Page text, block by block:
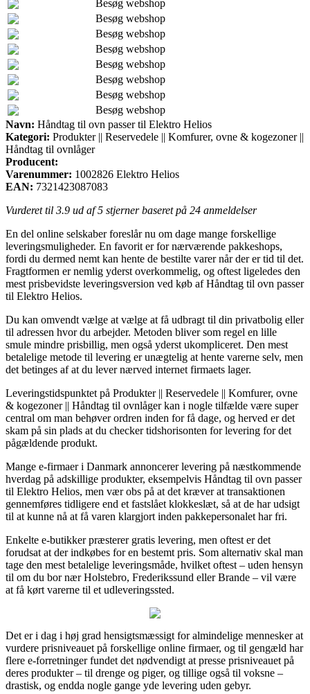
Besøg webshop
Besøg webshop
Besøg webshop
Besøg webshop
Besøg webshop
Besøg webshop
Besøg webshop
Besøg webshop
Navn: Håndtag til ovn passer til Elektro Helios
Kategori: Produkter || Reservedele || Komfurer, ovne & kogezoner ||
Håndtag til ovnlåger
Producent:
Varenummer: 1002826 Elektro Helios
EAN: 7321423087083
Vurderet til 3.9 ud af 5 stjerner baseret på 24 anmeldelser
En del online selskaber foreslår nu om dage mange forskellige
leveringsmuligheder. En favorit er for nærværende pakkeshops,
fordi du dermed nemt kan hente de bestilte varer når der er tid til det.
Fragtformen er nemlig yderst overkommelig, og oftest ligeledes den
mest prisbevidste leveringsversion ved køb af Håndtag til ovn passer
til Elektro Helios.
Du kan omvendt vælge at vælge at få udbragt til din privatbolig eller
til adressen hvor du arbejder. Metoden bliver som regel en lille
smule mindre prisbillig, men også yderst ukompliceret. Den mest
betalelige metode til levering er unægtelig at hente varerne selv, men
det betinges af at du lever nærved internet firmaets lager.
Leveringstidspunktet på Produkter || Reservedele || Komfurer, ovne
& kogezoner || Håndtag til ovnlåger kan i nogle tilfælde være super
central om man behøver ordren inden for få dage, og herved er det
skam på sin plads at du checker tidshorisonten for levering for det
pågældende produkt.
Mange e-firmaer i Danmark annoncerer levering på næstkommende
hverdag på adskillige produkter, eksempelvis Håndtag til ovn passer
til Elektro Helios, men vær obs på at det kræver at transaktionen
gennemføres tidligere end et fastslået klokkeslæt, så at de har udsigt
til at kunne nå at få varen klargjort inden pakkepersonalet har fri.
Enkelte e-butikker præsterer gratis levering, men oftest er det
forudsat at der indkøbes for en bestemt pris. Som alternativ skal man
tage den mest betalelige leveringsmåde, hvilket oftest – uden hensyn
til om du bor nær Holstebro, Frederikssund eller Brande – vil være
at få kørt varerne til et udleveringssted.
Det er i dag i høj grad hensigtsmæssigt for almindelige mennesker at
vurdere prisniveauet på forskellige online firmaer, og til gengæld har
flere e-forretninger fundet det nødvendigt at presse prisniveauet på
deres produkter – til drenge og piger, og tillige også til voksne –
drastisk, og endda nogle gange yde levering uden gebyr.